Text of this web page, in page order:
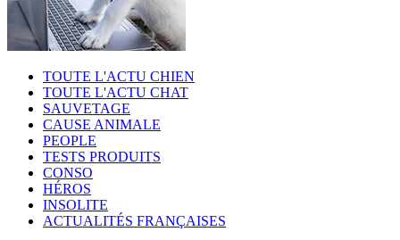
TOUTE L'ACTU CHIEN
TOUTE L'ACTU CHAT
SAUVETAGE
CAUSE ANIMALE
PEOPLE
TESTS PRODUITS
CONSO
HÉROS
INSOLITE
ACTUALITÉS FRANÇAISES